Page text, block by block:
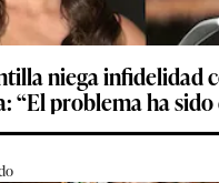
niega infidelidad
“El problema ha sido